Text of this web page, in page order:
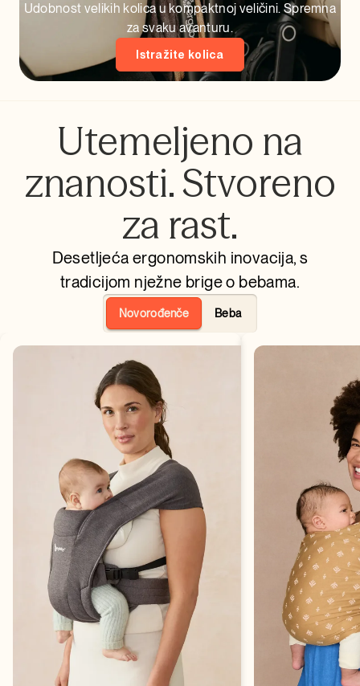
Udobnost velikih kolica u kompaktnoj veličini. Spremna
za svaku avanturu.
Istražite kolica
Utemeljeno na
znanosti. Stvoreno
za rast.
Desetljeća ergonomskih inovacija, s
tradicijom nježne brige o bebama.
Novorođenče Beba